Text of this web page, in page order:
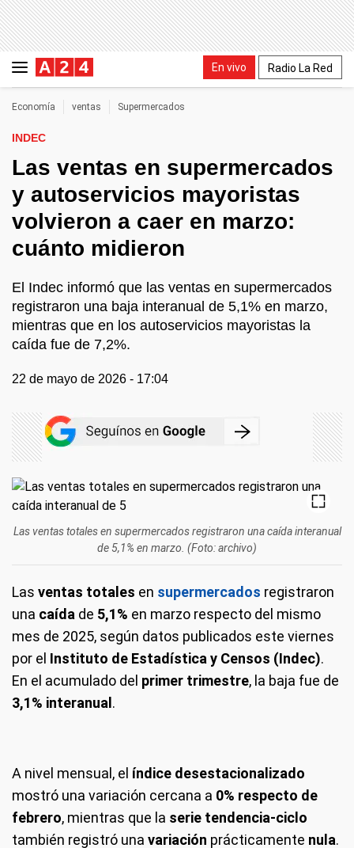
En vivo Radio La Red
Economía ventas Supermercados
INDEC
Las ventas en supermercados
y autoservicios mayoristas
volvieron a caer en marzo:
cuánto midieron
El Indec informó que las ventas en supermercados
registraron una baja interanual de 5,1% en marzo,
mientras que en los autoservicios mayoristas la
caída fue de 7,2%.
22 de mayo de 2026 - 17:04
Las ventas totales en supermercados registraron una caída interanual
de 5,1% en marzo. (Foto: archivo)
Las ventas totales en supermercados registraron
una caída de 5,1% en marzo respecto del mismo
mes de 2025, según datos publicados este viernes
por el Instituto de Estadística y Censos (Indec).
En el acumulado del primer trimestre, la baja fue de
3,1% interanual .
A nivel mensual, el índice desestacionalizado
mostró una variación cercana a 0% respecto de
febrero, mientras que la serie tendencia-ciclo
también registró una variación prácticamente nula.